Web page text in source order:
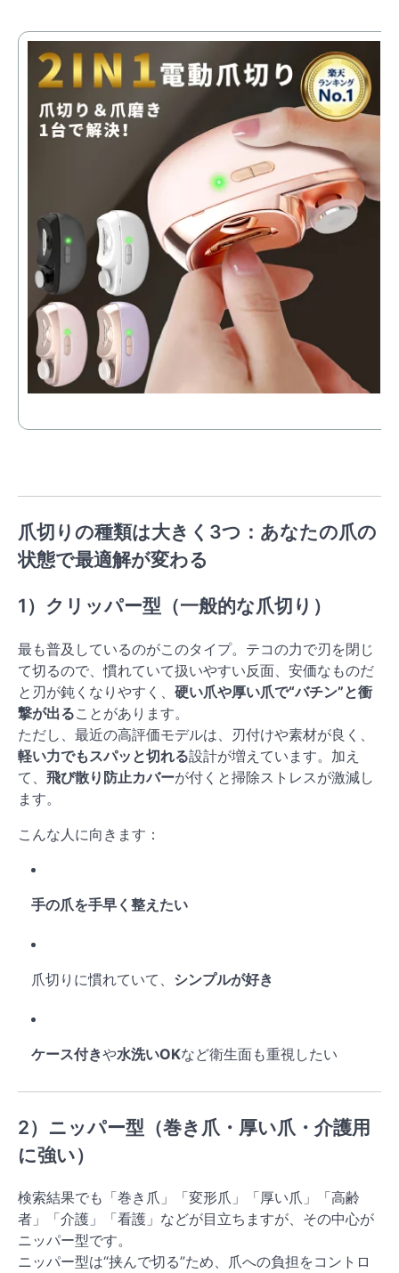
爪切りの種類は大きく3つ：あなたの爪の
状態で最適解が変わる
1）クリッパー型（一般的な爪切り）
最も普及しているのがこのタイプ。テコの力で刃を閉じ
て切るので、慣れていて扱いやすい反面、安価なものだ
と刃が鈍くなりやすく、 硬い爪や厚い爪で“バチン”と衝
撃が出ることがあります。
ただし、最近の高評価モデルは、刃付けや素材が良く、
軽い力でもスパッと切れる設計が増えています。加え
て、 飛び散り防止カバーが付くと掃除ストレスが激減し
ます。
こんな人に向きます：
手の爪を手早く整えたい
爪切りに慣れていて、 シンプルが好き
ケース付きや水洗いOKなど衛生面も重視したい
2）ニッパー型（巻き爪・厚い爪・介護用
に強い）
検索結果でも「巻き爪」「変形爪」「厚い爪」「高齢
者」「介護」「看護」などが目立ちますが、その中心が
ニッパー型です。
ニッパー型は“挟んで切る”ため、爪への負担をコントロ